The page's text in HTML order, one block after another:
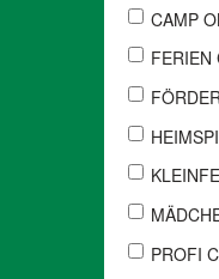
CAMP
FERIEN
PROFI